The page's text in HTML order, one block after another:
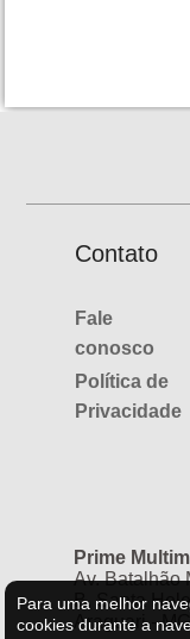
Contato
Fale
conosco
Política de
Privacidade
Prime
Av. Batalhão
B. Santa
Araguari -
Para uma melhor
cookies durante a